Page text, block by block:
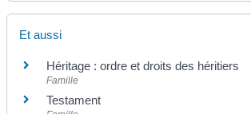
Et aussi
Héritage : ordre et droits des héritiers
Famille
Testament